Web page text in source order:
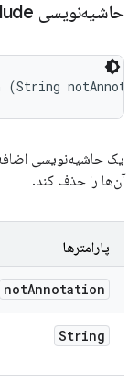
حاشیه‌نویسی add
(String
یک حاشیه‌نویسی
آن‌ها را حذف کند.
پارامترها
notAnnotation
String